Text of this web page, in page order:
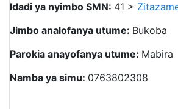
Idadi ya nyimbo SMN: 41 >
Jimbo analofanya utume: Bukoba
Parokia anayofanya utume: Mabira
Namba ya simu: 0763802308